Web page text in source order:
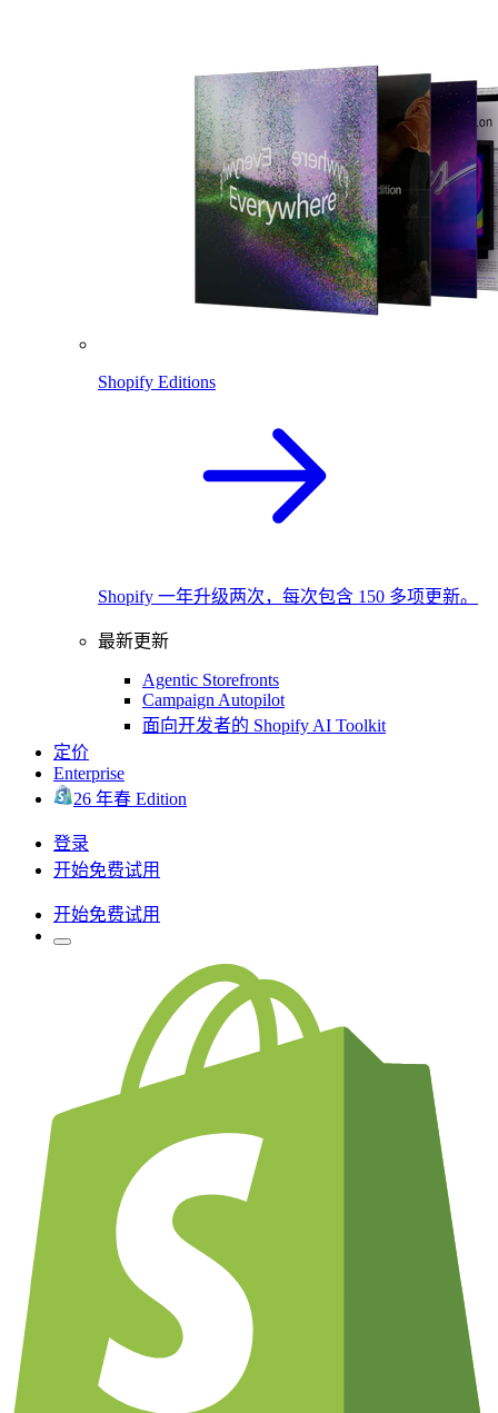
Shopify Editions
Shopify 一年升级两次，每次包含 150 多项更新。
最新更新
Agentic Storefronts
Campaign Autopilot
面向开发者的 Shopify AI Toolkit
定价
Enterprise
26 年春 Edition
登录
开始免费试用
开始免费试用